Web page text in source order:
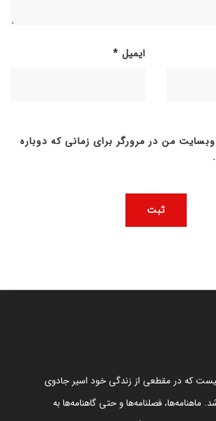
ایمیل *
من در مرورگر برای زمانی که دوباره
که در مقطعی از زندگی خود اسیر جادوی
ماهنامه‌ها، فصلنامه‌ها و حتی گاهنامه‌ها به